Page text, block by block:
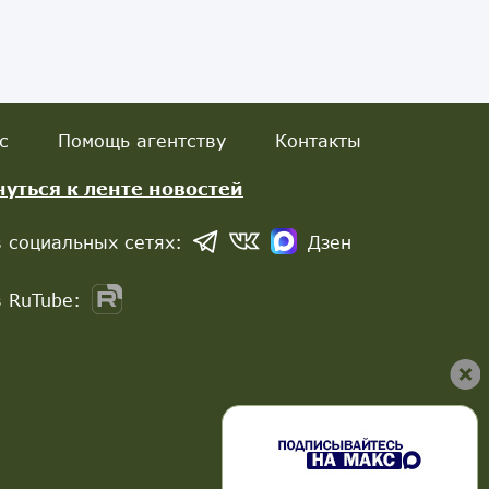
Помощь агентству Контакты
к ленте новостей
сетях: Дзен